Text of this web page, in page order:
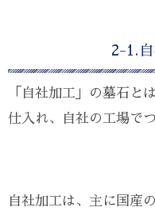
2-1.
「自社加工」の墓石と
仕入れ、自社の工場で
自社加工は、主に国産